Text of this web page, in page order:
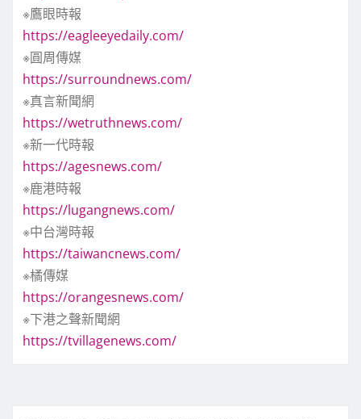
※鷹眼時報
https://eagleeyedaily.com/
※圓周傳媒
https://surroundnews.com/
※真言新聞網
https://wetruthnews.com/
※新一代時報
https://agesnews.com/
※鹿港時報
https://lugangnews.com/
※中台灣時報
https://taiwancnews.com/
※橘傳媒
https://orangesnews.com/
※下港之聲新聞網
https://tvillagenews.com/